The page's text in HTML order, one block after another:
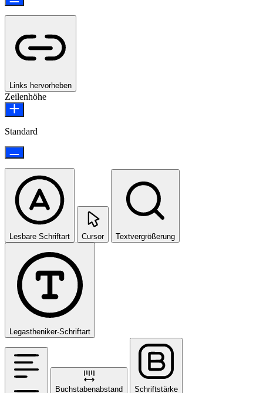
Links hervorheben
Zeilenhöhe
Standard
Lesbare Schriftart Cursor Textvergrößerung
Legastheniker-Schriftart
Buchstabenabstand Schriftstärke